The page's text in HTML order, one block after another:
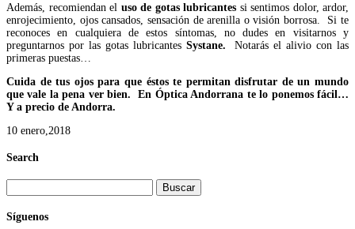
Además, recomiendan el uso de gotas lubricantes si sentimos dolor, ardor,
enrojecimiento, ojos cansados, sensación de arenilla o visión borrosa. Si te
reconoces en cualquiera de estos síntomas, no dudes en visitarnos y
preguntarnos por las gotas lubricantes Systane. Notarás el alivio con las
primeras puestas…
Cuida de tus ojos para que éstos te permitan disfrutar de un mundo
que vale la pena ver bien. En Óptica Andorrana te lo ponemos fácil…
Y a precio de Andorra.
10 enero,2018
Search
Síguenos